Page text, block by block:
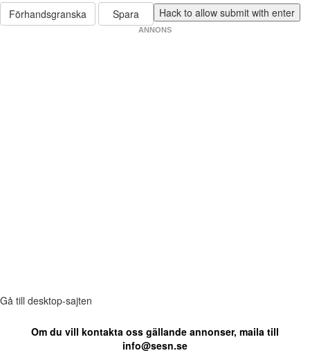
Förhandsgranska Spara
ANNONS
Gå till desktop-sajten
Om du vill kontakta oss gällande annonser, maila till
info@sesn.se